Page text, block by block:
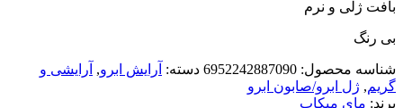
بافت ژلی و نرم
بی رنگ
شناسه محصول: 6952242887090 دسته: آرایش ابرو, آرایشی و
گریم, ژل ابرو/صابون ابرو
برند: مای میکاپ